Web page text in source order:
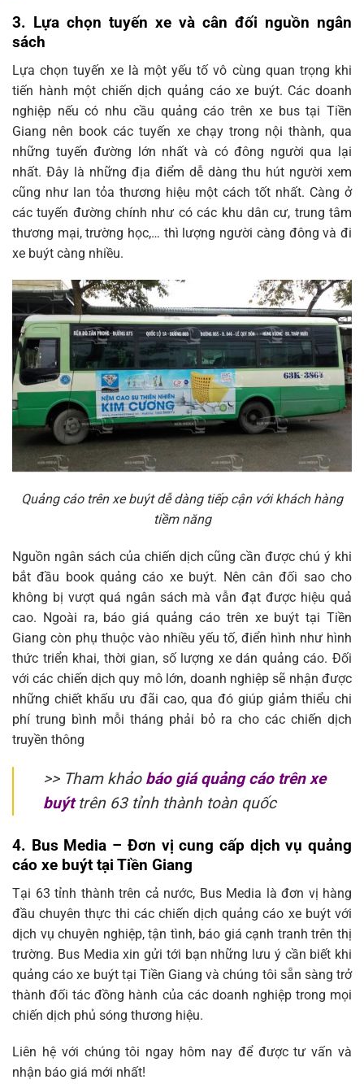
3. Lựa chọn tuyến xe và cân đối nguồn ngân
sách
Lựa chọn tuyến xe là một yếu tố vô cùng quan trọng khi
tiến hành một chiến dịch quảng cáo xe buýt. Các doanh
nghiệp nếu có nhu cầu quảng cáo trên xe bus tại Tiền
Giang nên book các tuyến xe chạy trong nội thành, qua
những tuyến đường lớn nhất và có đông người qua lại
nhất. Đây là những địa điểm dễ dàng thu hút người xem
cũng như lan tỏa thương hiệu một cách tốt nhất. Càng ở
các tuyến đường chính như có các khu dân cư, trung tâm
thương mại, trường học,… thì lượng người càng đông và đi
xe buýt càng nhiều.
Quảng cáo trên xe buýt dễ dàng tiếp cận với khách hàng
tiềm năng
Nguồn ngân sách của chiến dịch cũng cần được chú ý khi
bắt đầu book quảng cáo xe buýt. Nên cân đối sao cho
không bị vượt quá ngân sách mà vẫn đạt được hiệu quả
cao. Ngoài ra, báo giá quảng cáo trên xe buýt tại Tiền
Giang còn phụ thuộc vào nhiều yếu tố, điển hình như hình
thức triển khai, thời gian, số lượng xe dán quảng cáo. Đối
với các chiến dịch quy mô lớn, doanh nghiệp sẽ nhận được
những chiết khấu ưu đãi cao, qua đó giúp giảm thiểu chi
phí trung bình mỗi tháng phải bỏ ra cho các chiến dịch
truyền thông
>> Tham khảo báo giá quảng cáo trên xe
buýttrên 63 tỉnh thành toàn quốc
4. Bus Media – Đơn vị cung cấp dịch vụ quảng
cáo xe buýt tại Tiền Giang
Tại 63 tỉnh thành trên cả nước, Bus Media là đơn vị hàng
đầu chuyên thực thi các chiến dịch quảng cáo xe buýt với
dịch vụ chuyên nghiệp, tận tình, báo giá cạnh tranh trên thị
trường. Bus Media xin gửi tới bạn những lưu ý cần biết khi
quảng cáo xe buýt tại Tiền Giang và chúng tôi sẵn sàng trở
thành đối tác đồng hành của các doanh nghiệp trong mọi
chiến dịch phủ sóng thương hiệu.
Liên hệ với chúng tôi ngay hôm nay để được tư vấn và
nhận báo giá mới nhất!